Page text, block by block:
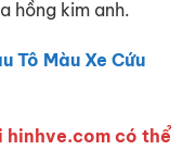
hồng kim anh.
Tô Màu Xe Cứu
có thể